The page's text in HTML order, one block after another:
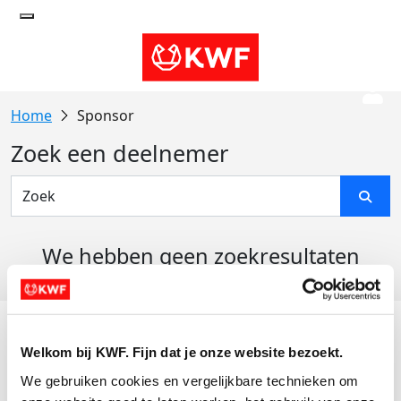
Welkom bij KWF. Fijn dat je onze website bezoekt.
We gebruiken cookies en vergelijkbare technieken om
Sponsor
Zoek een deelnemer
We hebben geen zoekresultaten
Actiematerialen
Evenementen